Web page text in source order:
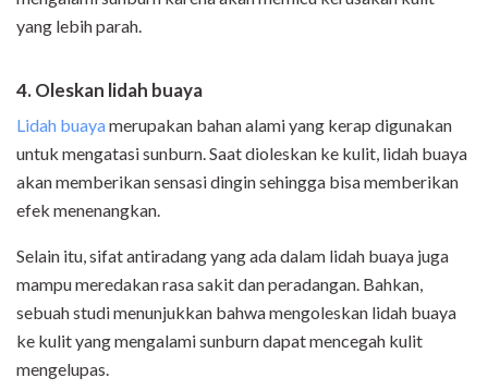
yang lebih parah.
4. Oleskan lidah buaya
Lidah buayamerupakan bahan alami yang kerap digunakan
untuk mengatasi sunburn. Saat dioleskan ke kulit, lidah buaya
akan memberikan sensasi dingin sehingga bisa memberikan
efek menenangkan.
Selain itu, sifat antiradang yang ada dalam lidah buaya juga
mampu meredakan rasa sakit dan peradangan. Bahkan,
sebuah studi menunjukkan bahwa mengoleskan lidah buaya
ke kulit yang mengalami sunburn dapat mencegah kulit
mengelupas.